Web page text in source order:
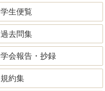
学生便覧
過去問集
学会報告・抄録
規約集